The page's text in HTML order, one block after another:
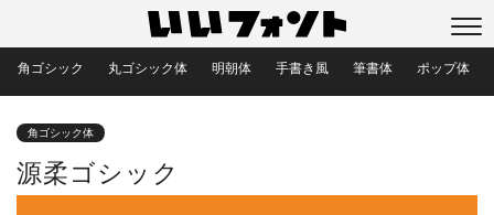
角ゴシック 丸ゴシック体 明朝体 手書き風 筆書体 ポップ体
角ゴシック体
源柔ゴシック